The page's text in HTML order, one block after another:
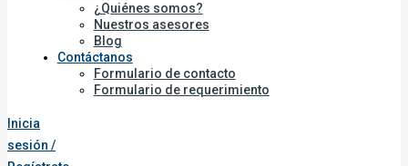
¿Quiénes somos?
Nuestros asesores
Blog
Contáctanos
Formulario de contacto
Formulario de requerimiento
Inicia
sesión /